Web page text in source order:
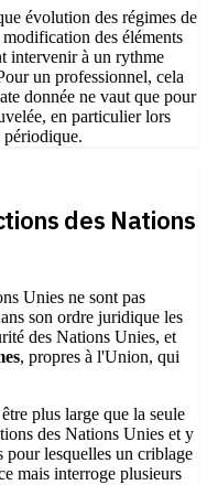
évolution des régimes de
des éléments
intervenir à un rythme
un professionnel, cela
donnée ne vaut que pour
en particulier lors
des Nations
Unies ne sont pas
son ordre juridique les
des Nations Unies, et
, propres à l'Union, qui
plus large que la seule
des Nations Unies et y
pour lesquelles un criblage
mais interroge plusieurs